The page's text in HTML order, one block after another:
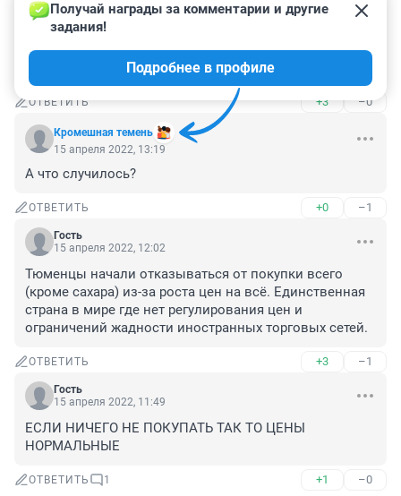
лгать? Мука подорожала, как мин на 35-40%, а хлеб
нет, вранье! Или его стали печь из опилок? Тоже
самое про макароны... Стоили Шебекино 45-54 рубля,
сейчас 79-84 рубля, нет не подорожали?
ОТВЕТИТЬ +3 –0
Кромешная темень
Получай награды за комментарии и другие
задания!
Подробнее в профиле
15 апреля 2022, 13:19
А что случилось?
ОТВЕТИТЬ +0 –1
Гость
15 апреля 2022, 12:02
Тюменцы начали отказываться от покупки всего
(кроме сахара) из-за роста цен на всё. Единственная
страна в мире где нет регулирования цен и
ограничений жадности иностранных торговых сетей.
ОТВЕТИТЬ +3 –1
Гость
15 апреля 2022, 11:49
ЕСЛИ НИЧЕГО НЕ ПОКУПАТЬ ТАК ТО ЦЕНЫ
НОРМАЛЬНЫЕ
ОТВЕТИТЬ 1 +1 –0